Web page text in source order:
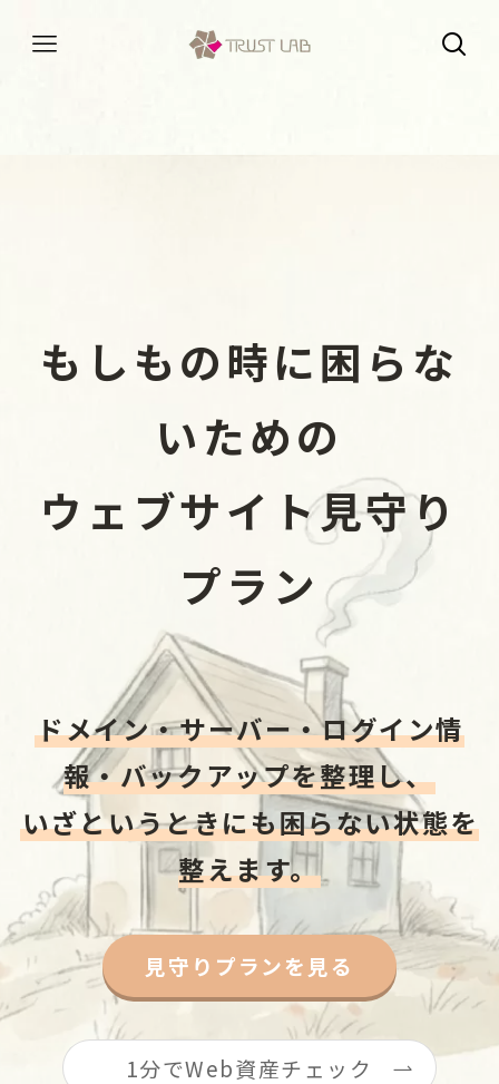
もしもの時に困らな
いための
ウェブサイト見守り
プラン
ドメイン・サーバー・ログイン情
報・バックアップを整理し、
いざというときにも困らない状態を
整えます。
見守りプランを見る
1分でWeb資産チェック